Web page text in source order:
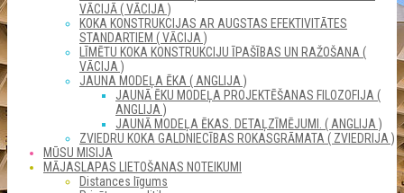
VĀCIJĀ ( VĀCIJA )
KOKA KONSTRUKCIJAS AR AUGSTAS EFEKTIVITĀTES
STANDARTIEM ( VĀCIJA )
LĪMĒTU KOKA KONSTRUKCIJU ĪPAŠĪBAS UN RAŽOŠANA (
VĀCIJA )
JAUNA MODEĻA ĒKA ( ANGLIJA )
JAUNĀ ĒKU MODEĻA PROJEKTĒŠANAS FILOZOFIJA (
ANGLIJA )
JAUNĀ MODEĻA ĒKAS. DETAĻZĪMĒJUMI. ( ANGLIJA )
ZVIEDRU KOKA GALDNIECĪBAS ROKASGRĀMATA ( ZVIEDRIJA )
MŪSU MISIJA
MĀJASLAPAS LIETOŠANAS NOTEIKUMI
Distances līgums